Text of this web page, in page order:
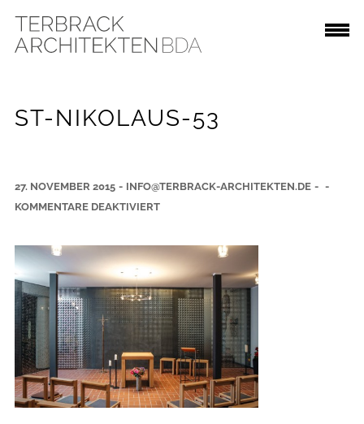
ST-NIKOLAUS-53
27. NOVEMBER 2015 - INFO@TERBRACK-ARCHITEKTEN.DE - -
KOMMENTARE DEAKTIVIERTF
S
T
-
N
I
K
O
L
A
U
S
-
5
3